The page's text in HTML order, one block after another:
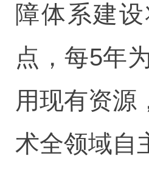
障体系建
点，每5年
用现有资源
术全领域自